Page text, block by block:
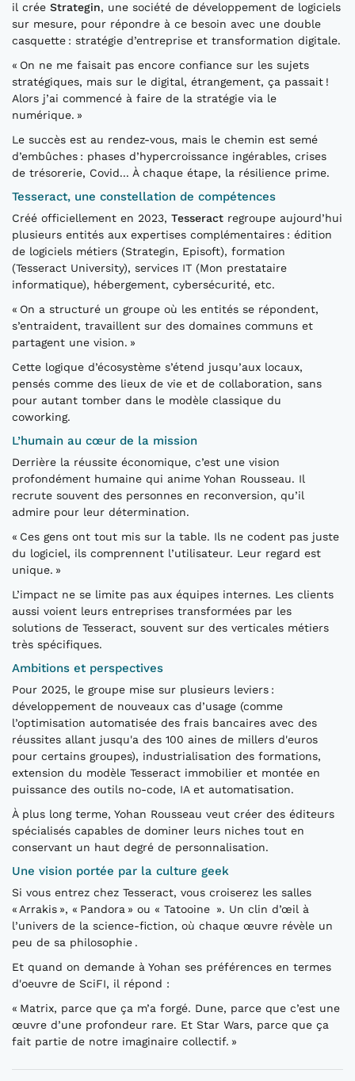
il crée Strategin, une société de développement de logiciels
sur mesure, pour répondre à ce besoin avec une double
casquette : stratégie d’entreprise et transformation digitale.
« On ne me faisait pas encore confiance sur les sujets
stratégiques, mais sur le digital, étrangement, ça passait !
Alors j’ai commencé à faire de la stratégie via le
numérique. »
Le succès est au rendez-vous, mais le chemin est semé
d’embûches : phases d’hypercroissance ingérables, crises
de trésorerie, Covid... À chaque étape, la résilience prime.
Tesseract, une constellation de compétences
Créé officiellement en 2023, Tesseract regroupe aujourd’hui
plusieurs entités aux expertises complémentaires : édition
de logiciels métiers (Strategin, Episoft), formation
(Tesseract University), services IT (Mon prestataire
informatique), hébergement, cybersécurité, etc.
« On a structuré un groupe où les entités se répondent,
s’entraident, travaillent sur des domaines communs et
partagent une vision. »
Cette logique d’écosystème s’étend jusqu’aux locaux,
pensés comme des lieux de vie et de collaboration, sans
pour autant tomber dans le modèle classique du
coworking.
L’humain au cœur de la mission
Derrière la réussite économique, c’est une vision
profondément humaine qui anime Yohan Rousseau. Il
recrute souvent des personnes en reconversion, qu’il
admire pour leur détermination.
« Ces gens ont tout mis sur la table. Ils ne codent pas juste
du logiciel, ils comprennent l’utilisateur. Leur regard est
unique. »
L’impact ne se limite pas aux équipes internes. Les clients
aussi voient leurs entreprises transformées par les
solutions de Tesseract, souvent sur des verticales métiers
très spécifiques.
Ambitions et perspectives
Pour 2025, le groupe mise sur plusieurs leviers :
développement de nouveaux cas d’usage (comme
l’optimisation automatisée des frais bancaires avec des
réussites allant jusqu'a des 100 aines de millers d'euros
pour certains groupes), industrialisation des formations,
extension du modèle Tesseract immobilier et montée en
puissance des outils no-code, IA et automatisation.
À plus long terme, Yohan Rousseau veut créer des éditeurs
spécialisés capables de dominer leurs niches tout en
conservant un haut degré de personnalisation.
Une vision portée par la culture geek
Si vous entrez chez Tesseract, vous croiserez les salles
« Arrakis », « Pandora » ou « Tatooine ». Un clin d’œil à
l’univers de la science-fiction, où chaque œuvre révèle un
peu de sa philosophie .
Et quand on demande à Yohan ses préférences en termes
d'oeuvre de SciFI, il répond :
« Matrix, parce que ça m’a forgé. Dune, parce que c’est une
œuvre d’une profondeur rare. Et Star Wars, parce que ça
fait partie de notre imaginaire collectif. »